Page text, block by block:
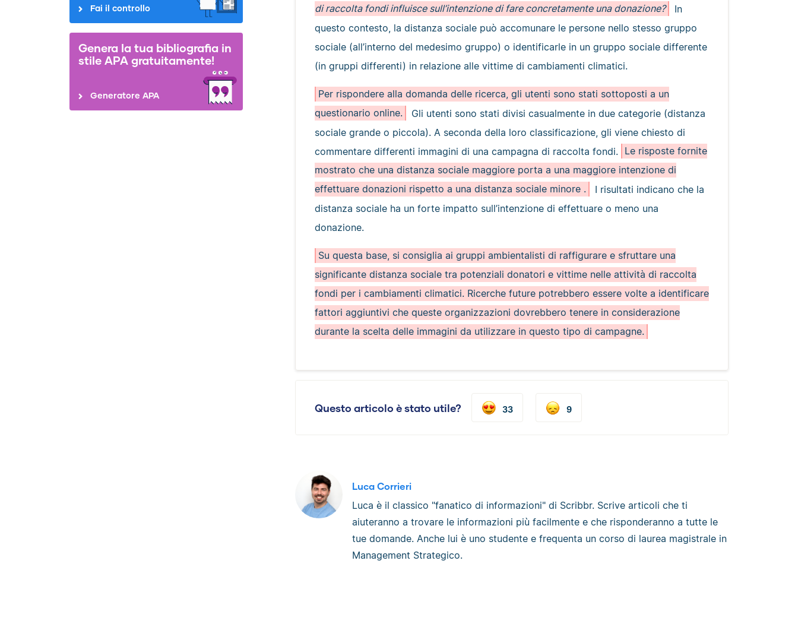
Fai il controllo
Genera la tua bibliografia in
stile APA gratuitamente!
Generatore APA
di raccolta fondi influisce sull’intenzione di fare concretamente una donazione?
In
questo contesto, la distanza sociale può accomunare le persone nello stesso gruppo
sociale (all’interno del medesimo gruppo) o identificarle in un gruppo sociale differente
(in gruppi differenti) in relazione alle vittime di cambiamenti climatici.
Per rispondere alla domanda delle ricerca, gli utenti sono stati sottoposti a un
questionario online.
Gli utenti sono stati divisi casualmente in due categorie (distanza
sociale grande o piccola). A seconda della loro classificazione, gli viene chiesto di
commentare differenti immagini di una campagna di raccolta fondi. Le risposte fornite
mostrato che una distanza sociale maggiore porta a una maggiore intenzione di
effettuare donazioni rispetto a una distanza sociale minore .
I risultati indicano che la
distanza sociale ha un forte impatto sull’intenzione di effettuare o meno una
donazione.
Su questa base, si consiglia ai gruppi ambientalisti di raffigurare e sfruttare una
significante distanza sociale tra potenziali donatori e vittime nelle attività di raccolta
fondi per i cambiamenti climatici. Ricerche future potrebbero essere volte a identificare
fattori aggiuntivi che queste organizzazioni dovrebbero tenere in considerazione
durante la scelta delle immagini da utilizzare in questo tipo di campagne.
Questo articolo è stato utile? 33 9
Luca Corrieri
Luca è il classico "fanatico di informazioni" di Scribbr. Scrive articoli che ti
aiuteranno a trovare le informazioni più facilmente e che risponderanno a tutte le
tue domande. Anche lui è uno studente e frequenta un corso di laurea magistrale in
Management Strategico.